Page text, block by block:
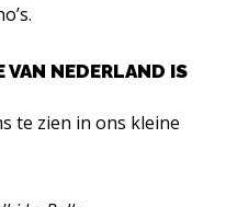
NEDERLAND IS
te zien in ons kleine